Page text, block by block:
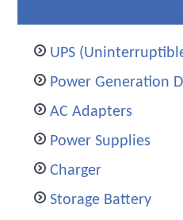
UPS
Power Generation
AC Adapters
Power Supplies
Charger
Storage Battery